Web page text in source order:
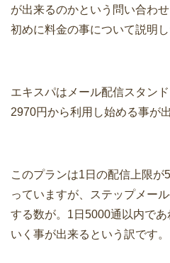
が出来るのかという問い合わ
初めに料金の事について説明し
エキスパはメール配信スタン
2970円から利用し始める事が
このプランは1日の配信上限が
っていますが、ステップメー
する数が。1日5000通以内で
いく事が出来るという訳です。